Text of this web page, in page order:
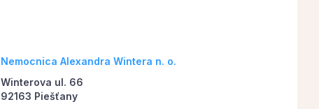
Nemocnica Alexandra Wintera n. o.
Winterova ul. 66
92163 Piešťany